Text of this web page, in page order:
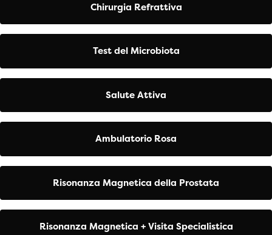
Chirurgia Refrattiva
Test del Microbiota
Salute Attiva
Ambulatorio Rosa
Risonanza Magnetica della Prostata
Risonanza Magnetica + Visita Specialistica